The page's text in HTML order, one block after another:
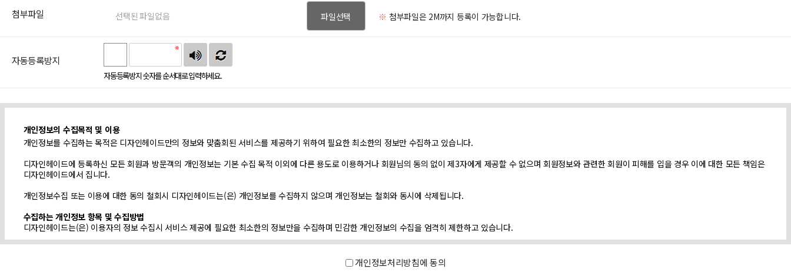
첨부파일 파일선택 ※ 첨부파일은 2M까지 등록이 가능합니다.
자동등록방지
자동등록방지 숫자를 순서대로 입력하세요.
개인정보의 수집목적 및 이용
개인정보를 수집하는 목적은 디자인헤이드만의 정보와 맞춤회된 서비스를 제공하기 위하여 필요한 최소한의 정보만 수집하고 있습니다.
디자인헤이드에 등록하신 모든 회원과 방문객의 개인정보는 기본 수집 목적 이외에 다른 용도로 이용하거나 회원님의 동의 없이 제3자에게 제공할 수 없으며 회원정보와 관련한 회원이 피해를 입을 경우 이에 대한 모든 책임은
디자인헤이드에서 집니다.
개인정보수집 또는 이용에 대한 동의 철회시 디자인헤이드는(은) 개인정보를 수집하지 않으며 개인정보는 철회와 동시에 삭제됩니다.
수집하는 개인정보 항목 및 수집방법
디자인헤이드는(은) 이용자의 정보 수집시 서비스 제공에 필요한 최소한의 정보만을 수집하며 민감한 개인정보의 수집을 엄격히 제한하고 있습니다.
개인정보처리방침에 동의